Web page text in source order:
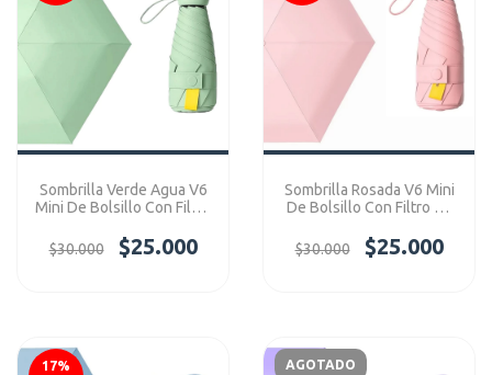
Sombrilla Verde Agua V6
Mini De Bolsillo Con Filtro
$30.000
$25.000
Sombrilla Rosada V6 Mini
De Bolsillo Con Filtro Uv
$30.000
$25.000
17%
AGOTADO